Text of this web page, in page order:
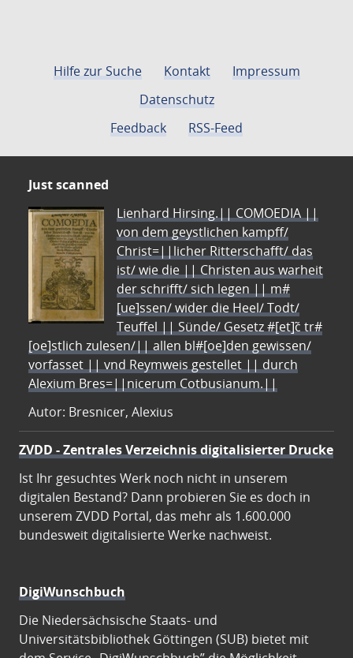
Hilfe zur Suche Kontakt
Impressum
Datenschutz
Feedback
RSS-Feed
Just scanned
Lienhard Hirsing.|| COMOEDIA ||
von dem geystlichen kampff/
Christ=||licher Ritterschafft/ das
ist/ wie die || Christen aus warheit
der schrifft/ sich legen || m#
[ue]ssen/ wider die Heel/ Todt/
Teuffel || Sünde/ Gesetz #[et]c̃ tr#
[oe]stlich zulesen/|| allen bl#[oe]den gewissen/
vorfasset || vnd Reymweis gestellet || durch
Alexium Bres=||nicerum Cotbusianum.||
Autor: Bresnicer, Alexius
ZVDD - Zentrales Verzeichnis digitalisierter Drucke
Ist Ihr gesuchtes Werk noch nicht in unserem
digitalen Bestand? Dann probieren Sie es doch in
unserem ZVDD Portal, das mehr als 1.600.000
bundesweit digitalisierte Werke nachweist.
DigiWunschbuch
Die Niedersächsische Staats- und
Universitätsbibliothek Göttingen (SUB) bietet mit